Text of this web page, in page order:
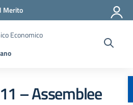
Merito
Economico
– Assemblee